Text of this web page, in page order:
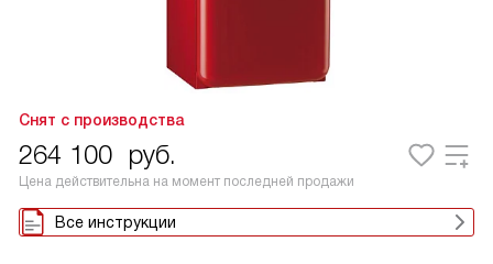
Снят с производства
264 100 руб.
Цена действительна на момент последней продажи
Все инструкции